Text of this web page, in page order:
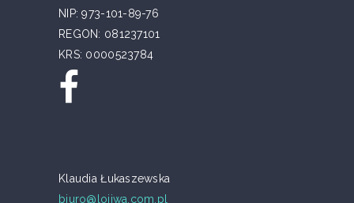
NIP: 973-101-89-76
REGON: 081237101
KRS: 0000523784
Klaudia Łukaszewska
biuro@loiiwa.com.pl